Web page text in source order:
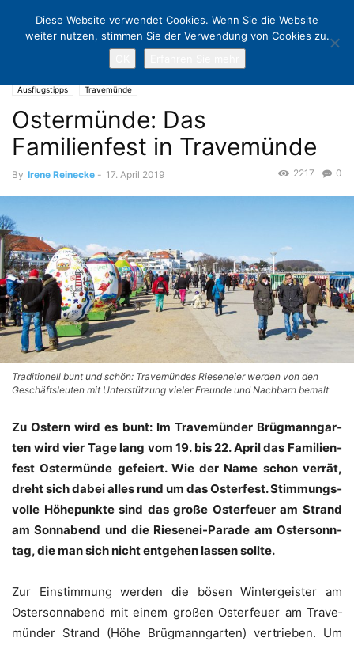
Ausflugstipps Travemünde
Ostermünde: Das
Familienfest in Travemünde
By Irene Reinecke - 17. April 2019 0
2217
Traditionell bunt und schön: Travemündes Rieseneier werden von den
Geschäftsleuten mit Unterstützung vieler Freunde und Nachbarn bemalt
Zu Ostern wird es bunt: Im Tra­ve­mün­der Brüg­mann­gar­
ten wird vier Tage lang vom 19. bis 22. April das Fami­li­en­
fest Oster­mün­de gefei­ert. Wie der Name schon ver­rät,
dreht sich dabei alles rund um das Oster­fest. Stim­mungs­
vol­le Höhe­punk­te sind das gro­ße Oster­feu­er am Strand
am Sonn­abend und die Rie­sen­ei-Para­de am Oster­sonn­
tag, die man sich nicht ent­ge­hen las­sen sollte.
Zur Ein­stim­mung wer­den die bösen Win­ter­geis­ter am
Oster­sonn­abend mit einem gro­ßen Oster­feu­er am Tra­ve­
mün­der Strand (Höhe Brüg­mann­gar­ten) ver­trie­ben. Um
Diese Website verwendet Cookies. Wenn Sie die Website
weiter nutzen, stimmen Sie der Verwendung von Cookies zu.